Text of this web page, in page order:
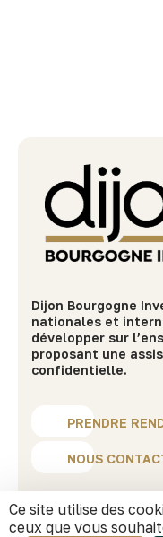
Ce site utilise des
ceux que vous
Dijon Bourgogne
nationales et
développer sur
proposant une
confidentielle.
PRENDRE
NOUS
MENU